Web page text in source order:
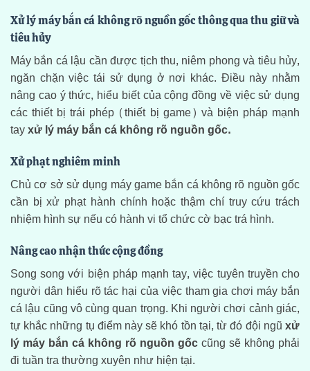
Xử lý máy bắn cá không rõ nguồn gốc thông qua thu giữ và
tiêu hủy
Máy bắn cá lậu cần được tịch thu, niêm phong và tiêu hủy,
ngăn chặn việc tái sử dụng ở nơi khác. Điều này nhằm
nâng cao ý thức, hiểu biết của cộng đồng về việc sử dụng
các thiết bị trái phép (thiết bị game) và biện pháp mạnh
tayxử lý máy bắn cá không rõ nguồn gốc.
Xử phạt nghiêm minh
Chủ cơ sở sử dụng máy game bắn cá không rõ nguồn gốc
cần bị xử phạt hành chính hoặc thậm chí truy cứu trách
nhiệm hình sự nếu có hành vi tổ chức cờ bạc trá hình.
Nâng cao nhận thức cộng đồng
Song song với biện pháp mạnh tay, việc tuyên truyền cho
người dân hiểu rõ tác hại của việc tham gia chơi máy bắn
cá lậu cũng vô cùng quan trọng. Khi người chơi cảnh giác,
tự khắc những tụ điểm này sẽ khó tồn tại, từ đó đội ngũxử
lý máy bắn cá không rõ nguồn gốccũng sẽ không phải
đi tuần tra thường xuyên như hiện tại.